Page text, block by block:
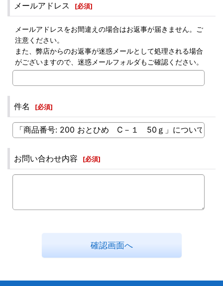
メールアドレス [必須]
メールアドレスをお間違えの場合はお返事が届きません。ご
注意ください。
また、弊店からのお返事が迷惑メールとして処理される場合
がございますので、迷惑メールフォルダもご確認ください。
件名 [必須]
お問い合わせ内容 [必須]
確認画面へ